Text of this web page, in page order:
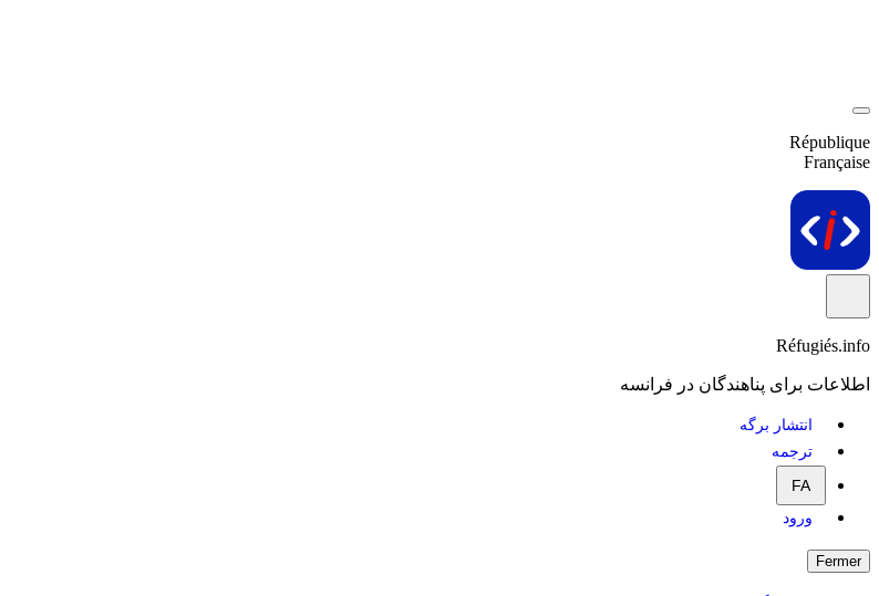
République
Française
Réfugiés.info
اطلاعات برای پناهندگان در فرانسه
انتشار برگه
ترجمه
FA
ورود
Fermer